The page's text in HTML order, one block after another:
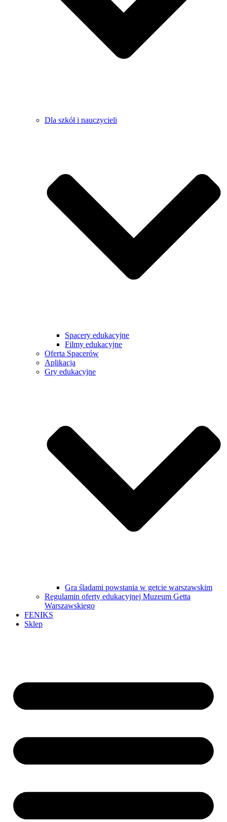
Dla szkół i nauczycieli
Spacery edukacyjne
Filmy edukacyjne
Oferta Spacerów
Aplikacja
Gry edukacyjne
Gra śladami powstania w getcie warszawskim
Regulamin oferty edukacyjnej Muzeum Getta
Warszawskiego
FENIKS
Sklep